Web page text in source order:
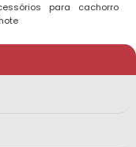
para cachorro